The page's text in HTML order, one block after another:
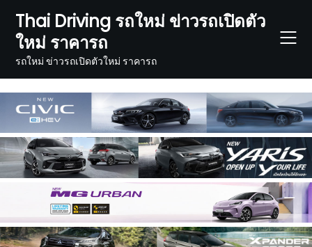
content
Thai Driving รถใหม่ ข่าวรถเปิดตัว
ใหม่ ราคารถ
รถใหม่ ข่าวรถเปิดตัวใหม่ ราคารถ